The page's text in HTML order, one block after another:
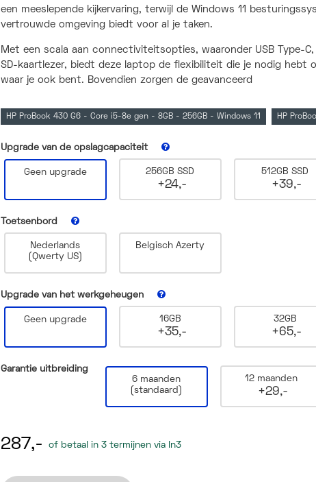
een meeslepende kijkervaring, terwijl de Windows 11
vertrouwde omgeving biedt voor al je taken.
Met een scala aan connectiviteitsopties, waaronder USB Type-C,
SD-kaartlezer, biedt deze laptop de flexibiliteit die je nodig hebt
waar je ook bent. Bovendien zorgen de geavanceerd
HP ProBook 430 G6 - Core i5-8e gen - 8GB - 256GB - Windows 11 HP
Upgrade van de opslagcapaciteit
Geen upgrade 256GB SSD
+24,-
512GB SSD
+39,-
Toetsenbord
Nederlands
(Qwerty US)
Belgisch Azerty
Upgrade van het werkgeheugen
Geen upgrade 16GB
+35,-
32GB
+65,-
Garantie uitbreiding
6 maanden
(standaard)
12 maanden
+29,-
287,- of betaal in 3 termijnen via In3